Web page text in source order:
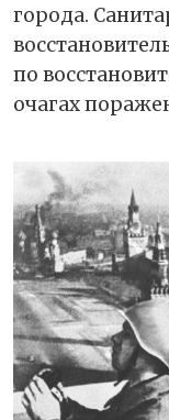
города.
по
очагах